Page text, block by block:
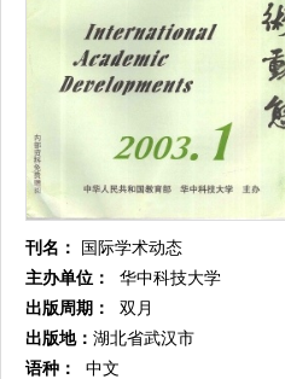
刊名：
国际学术动态
主办单位：
华中科技大学
出版周期：
双月
出版地： 湖北省武汉市
语种：
中文